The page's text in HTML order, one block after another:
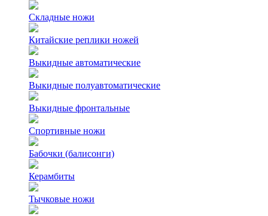
Складные ножи
Китайские реплики ножей
Выкидные автоматические
Выкидные полуавтоматические
Выкидные фронтальные
Спортивные ножи
Бабочки (балисонги)
Керамбиты
Тычковые ножи